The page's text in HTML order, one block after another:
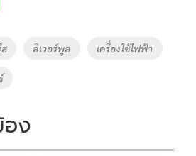
ลิเวอร์พูล เครื่องใช้ไฟฟ้า
อง